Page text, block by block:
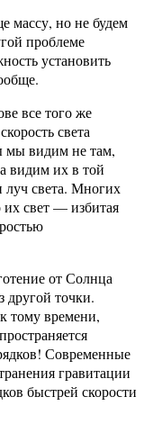
массу, но не будем
проблеме
установить
все того же
света
мы видим не там,
видим их в той
луч света. Многих
их свет — избитая
от Солнца
другой точки.
тому времени,
Современные
гравитации
быстрей скорости